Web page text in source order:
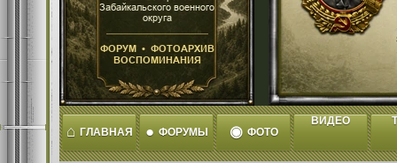
⌂ ГЛАВНАЯ ● ФОРУМЫ ◉ ФОТО
ВИДЕО